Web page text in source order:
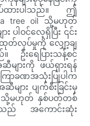
ထားပါသည်။ ဤ
tea tree oil သို့မဟုတ်
ပါဝင်လေ့ရှိပြီး ၎င်း
ထုတ်လုပ်မှုကို လျှော့ချ
ဦးရေပြားသန့်စင်
များကို ဖယ်ရှားရန်
ခဏအသုံးပြုပါက
ား ပျက်စီးခြင်းမှ
မဟုတ် နှစ်ပတ်တစ်
သည် အကောင်းဆုံး